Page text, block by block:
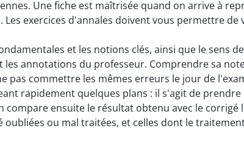
Une fiche est maîtrisée quand on arrive à
exercices d'annales doivent vous permettre de
et les notions clés, ainsi que le sens
annotations du professeur. Comprendre sa
pas commettre les mêmes erreurs le jour de
rapidement quelques plans : il s'agit de
ensuite le résultat obtenu avec le corrigé
ou mal traitées, et celles dont le